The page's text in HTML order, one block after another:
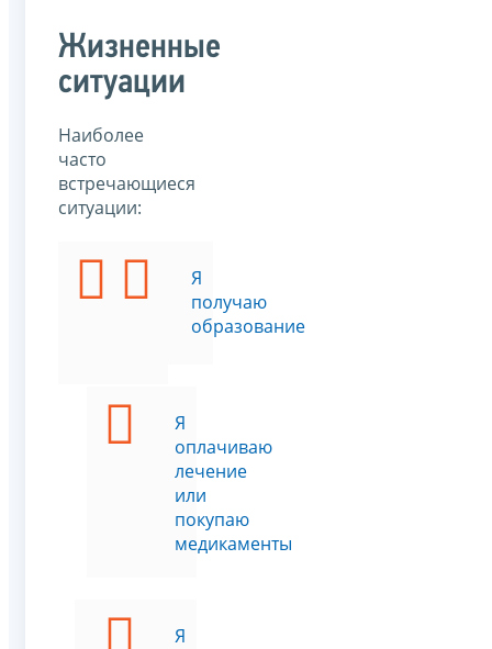
Жизненные
ситуации
Наиболее
часто
встречающиеся
ситуации:
меня
Я
получаю
образование
Я
оплачиваю
лечение
или
покупаю
медикаменты
Я